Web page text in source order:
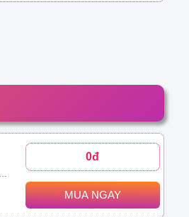
0đ
MUA NGAY